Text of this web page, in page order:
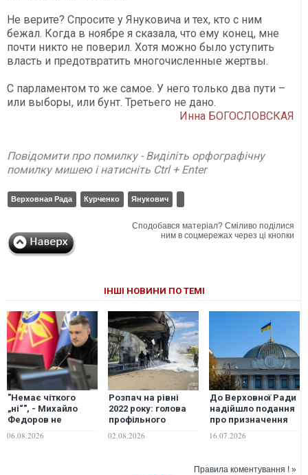
Не верите? Спросите у Януковича и тех, кто с ним
бежал. Когда в ноябре я сказала, что ему конец, мне
почти никто не поверил. Хотя можно было уступить
власть и предотвратить многочисленные жертвы.
С парламентом то же самое. У него только два пути –
или выборы, или бунт. Третьего не дано.
Инна БОГОСЛОВСКАЯ
Повідомити про помилку - Виділіть орфографічну
помилку мишею і натисніть Ctrl + Enter
Верховная Рада Курченко Янукович
Сподобався матеріал? Сміливо поділися
ним в соцмережах через ці кнопки
ІНШІ НОВИНИ ПО ТЕМІ
"Немає чіткого
„ні“", - Михайло
Федоров не
повернення на
06.08.2026
Розпач на рівні
2022 року: голова
профільного
збитки бізнесу від
02.08.2026
До Верховної Ради
надійшло подання
про призначення
уряду
16.07.2026
Правила коментування ! »